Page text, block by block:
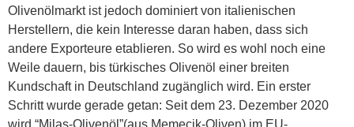
Olivenölmarkt ist jedoch dominiert von italienischen
Herstellern, die kein Interesse daran haben, dass sich
andere Exporteure etablieren. So wird es wohl noch eine
Weile dauern, bis türkisches Olivenöl einer breiten
Kundschaft in Deutschland zugänglich wird. Ein erster
Schritt wurde gerade getan: Seit dem 23. Dezember 2020
wird “Milas-Olivenöl”(aus Memecik-Oliven) im EU-